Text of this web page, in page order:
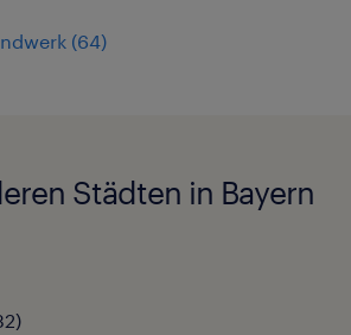
(64)
Städten in Bayern
)